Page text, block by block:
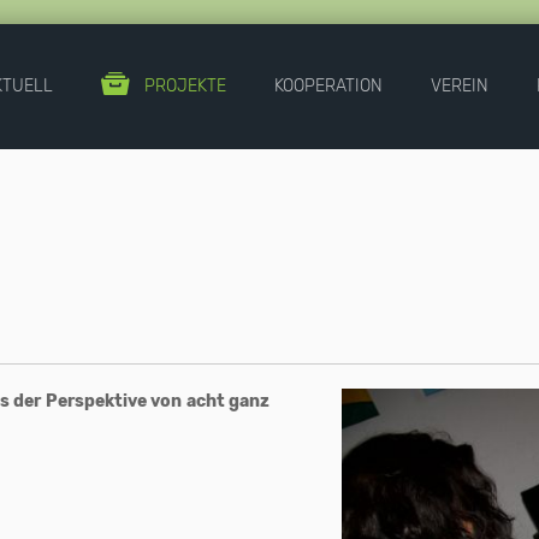
PROJEKTE KOOPERATION VEREIN
der Perspektive von acht ganz